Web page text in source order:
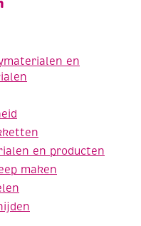
en
en producten
maken